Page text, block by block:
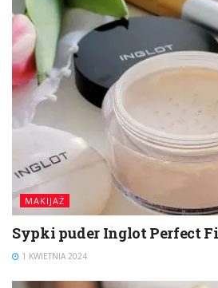
MAKIJAŻ
Sypki puder Inglot Perfect
1 KWIETNIA 2024